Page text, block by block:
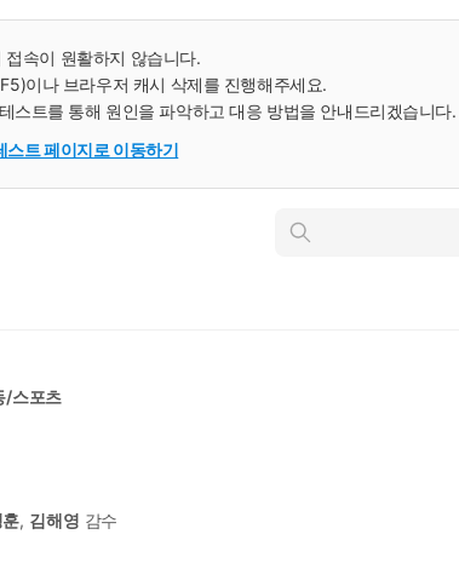
접속이 원활하지 않습니다.
이나 브라우저 캐시 삭제를 진행해주세요.
스트를 통해 원인을 파악하고 대응 방법을 안내드리겠습니다.
스트 페이지로 이동하기
인
/스포츠
, 김해영 감수